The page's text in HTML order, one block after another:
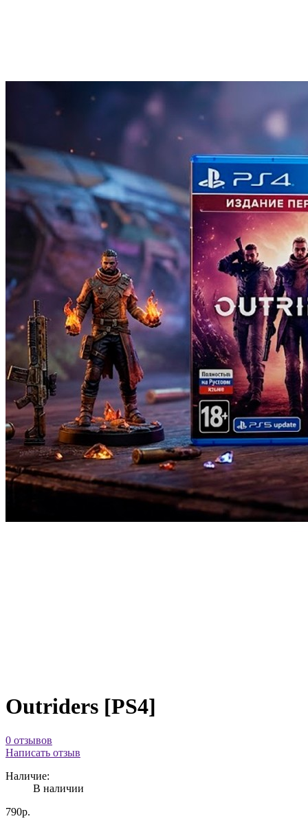
Outriders [PS4]
0 отзывов
Написать отзыв
Наличие:
В наличии
790р.